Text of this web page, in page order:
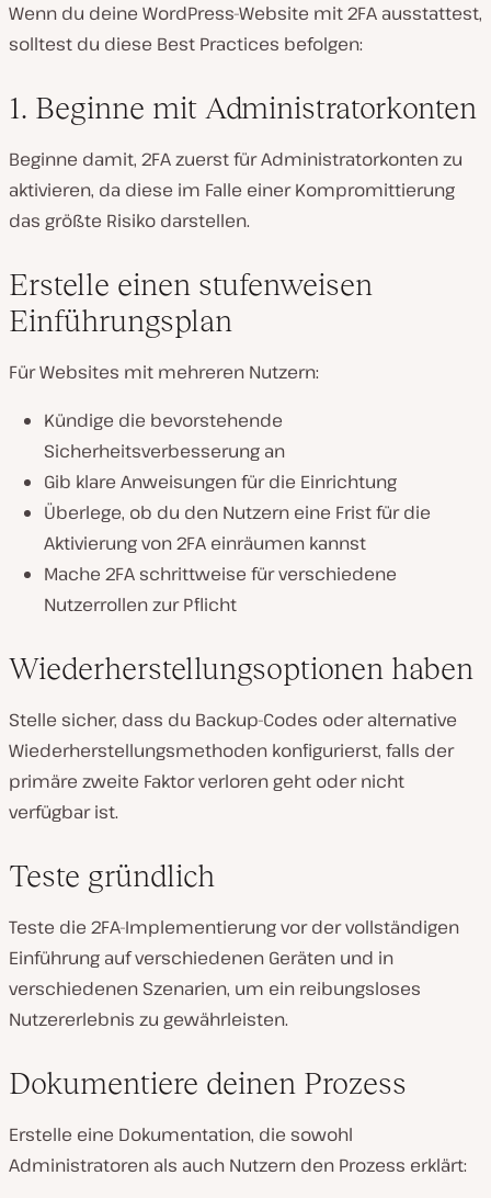
Wenn du deine WordPress-Website mit 2FA ausstattest,
solltest du diese Best Practices befolgen:
1. Beginne mit Administratorkonten
Beginne damit, 2FA zuerst für Administratorkonten zu
aktivieren, da diese im Falle einer Kompromittierung
das größte Risiko darstellen.
Erstelle einen stufenweisen
Einführungsplan
Für Websites mit mehreren Nutzern:
Kündige die bevorstehende
Sicherheitsverbesserung an
Gib klare Anweisungen für die Einrichtung
Überlege, ob du den Nutzern eine Frist für die
Aktivierung von 2FA einräumen kannst
Mache 2FA schrittweise für verschiedene
Nutzerrollen zur Pflicht
Wiederherstellungsoptionen haben
Stelle sicher, dass du Backup-Codes oder alternative
Wiederherstellungsmethoden konfigurierst, falls der
primäre zweite Faktor verloren geht oder nicht
verfügbar ist.
Teste gründlich
Teste die 2FA-Implementierung vor der vollständigen
Einführung auf verschiedenen Geräten und in
verschiedenen Szenarien, um ein reibungsloses
Nutzererlebnis zu gewährleisten.
Dokumentiere deinen Prozess
Erstelle eine Dokumentation, die sowohl
Administratoren als auch Nutzern den Prozess erklärt: